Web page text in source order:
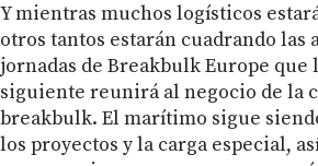
Y mientras muchos logísticos
otros tantos estarán cuadrando las
jornadas de Breakbulk Europe que
siguiente reunirá al negocio de la
breakbulk. El marítimo sigue
los proyectos y la carga especial,